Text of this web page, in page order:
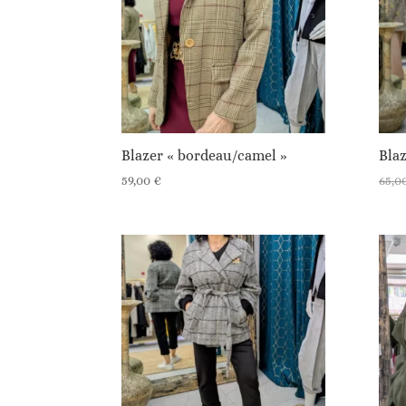
Blazer « bordeau/camel »
59,00 €